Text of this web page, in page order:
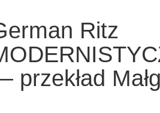
Ritz
przekład